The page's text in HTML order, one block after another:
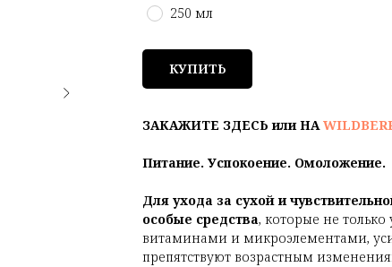
250 мл
КУПИТЬ
ЗАКАЖИТЕ ЗДЕСЬ или НА
Питание. Успокоение. Омоложение.
Для ухода за сухой и
особые средства, которые не
витаминами и микроэлементами,
препятствуют возрастным